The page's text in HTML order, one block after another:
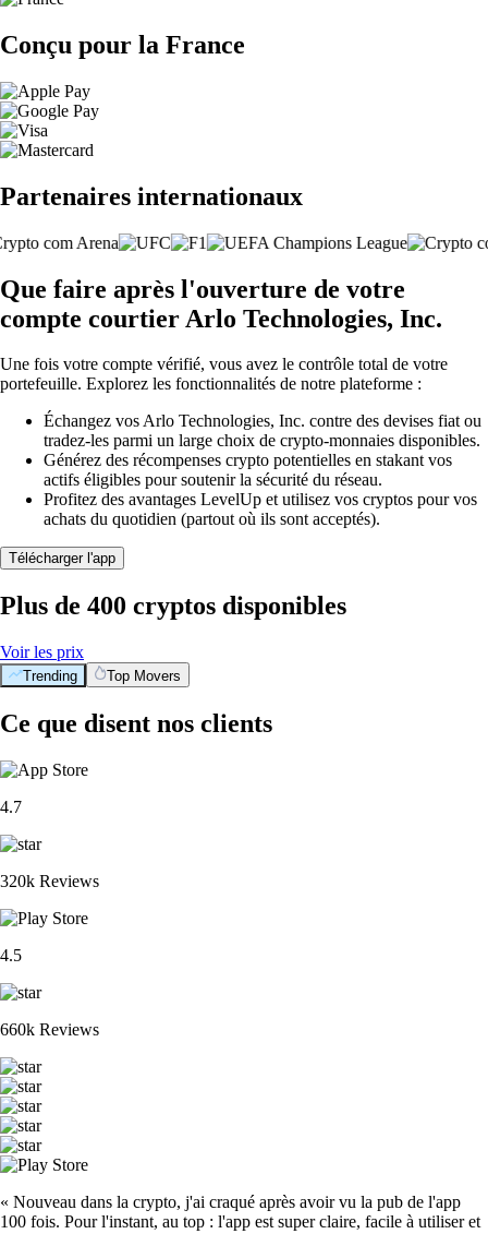
Conçu pour la France
Partenaires internationaux
Que faire après l'ouverture de votre
compte courtier Arlo Technologies, Inc.
Une fois votre compte vérifié, vous avez le contrôle total de votre
portefeuille. Explorez les fonctionnalités de notre plateforme :
Échangez vos Arlo Technologies, Inc. contre des devises fiat ou
tradez-les parmi un large choix de crypto-monnaies disponibles.
Générez des récompenses crypto potentielles en stakant vos
actifs éligibles pour soutenir la sécurité du réseau.
Profitez des avantages LevelUp et utilisez vos cryptos pour vos
achats du quotidien (partout où ils sont acceptés).
Télécharger l'app
Plus de 400 cryptos disponibles
Voir les prix
Trending Top Movers
Ce que disent nos clients
4.7
320k Reviews
4.5
660k Reviews
« Nouveau dans la crypto, j'ai craqué après avoir vu la pub de l'app
100 fois. Pour l'instant, au top : l'app est super claire, facile à utiliser et